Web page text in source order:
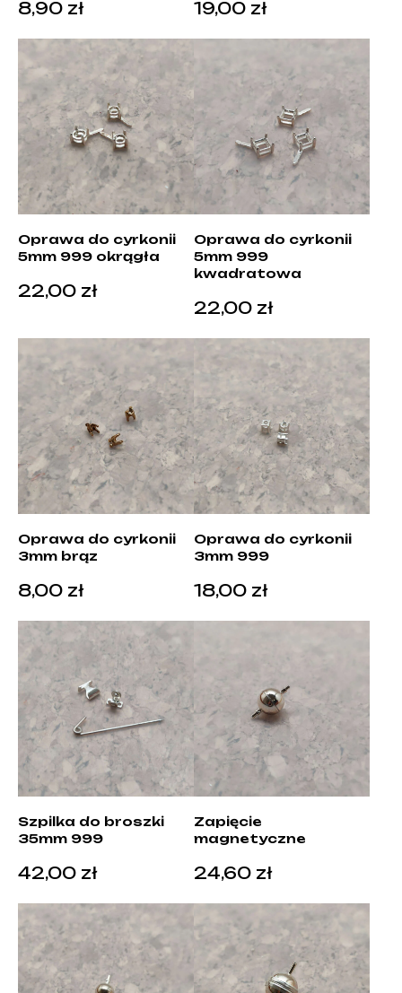
8,90 zł 19,00 zł
Oprawa do cyrkonii
5mm 999 okrągła
22,00 zł
Oprawa do cyrkonii
5mm 999
kwadratowa
22,00 zł
Oprawa do cyrkonii
3mm brąz
8,00 zł
Oprawa do cyrkonii
3mm 999
18,00 zł
Szpilka do broszki
35mm 999
42,00 zł
Zapięcie
magnetyczne
24,60 zł